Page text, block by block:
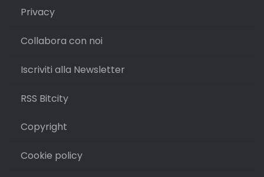
Privacy
Collabora con noi
Iscriviti alla Newsletter
RSS Bitcity
Copyright
Cookie policy